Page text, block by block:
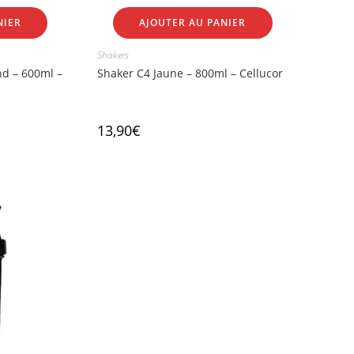
– 600ml –
AJOUTER AU PANIER
Shakers
Shaker C4 Jaune – 800ml – Cellucor
13,90€